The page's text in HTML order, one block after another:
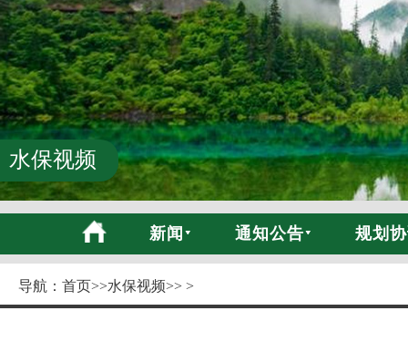
水保视频
新闻 通知公告 规划
导航： 首页>>水保视频>> >